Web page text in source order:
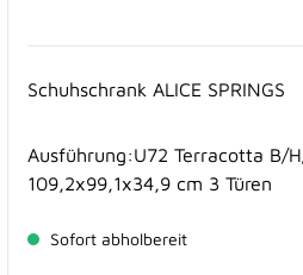
Schuhschrank ALICE SPRINGS
Ausführung:U72 Terracotta B/
109,2x99,1x34,9 cm 3 Türen
Sofort abholbereit